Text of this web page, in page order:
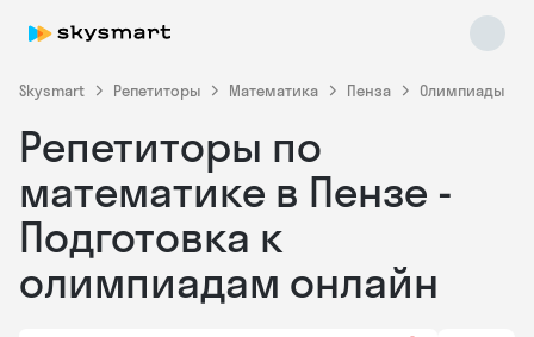
Skysmart Репетиторы Математика Пенза Олимпиады
Репетиторы по
математике в Пензе -
Подготовка к
олимпиадам онлайн